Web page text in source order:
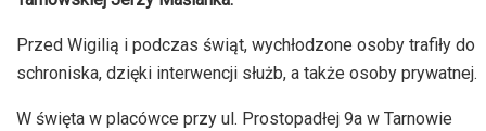
Przed Wigilią i podczas świąt, wychłodzone osoby trafiły do
schroniska, dzięki interwencji służb, a także osoby prywatnej.
W święta w placówce przy ul. Prostopadłej 9a w Tarnowie